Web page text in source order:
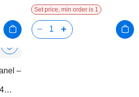
Set price, min order is 1
Añadir
la
de
–